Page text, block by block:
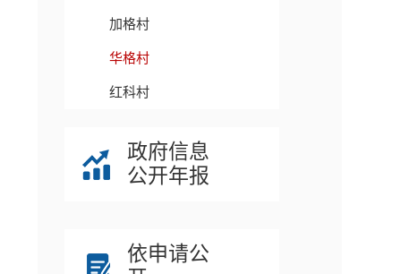
加格村
华格村
红科村
政府信息
公开年报
依申请公